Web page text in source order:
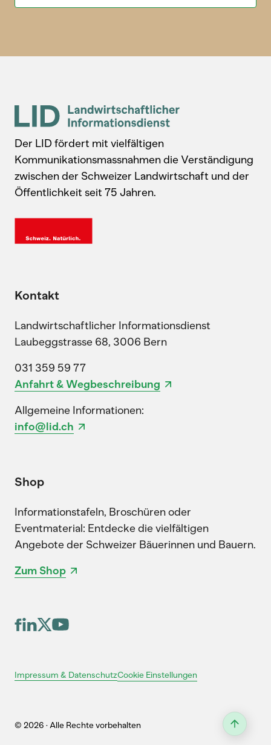
Der LID fördert mit vielfältigen
Kommunikationsmassnahmen die Verständigung
zwischen der Schweizer Landwirtschaft und der
Öffentlichkeit seit 75 Jahren.
Kontakt
Landwirtschaftlicher Informationsdienst
Laubeggstrasse 68, 3006 Bern
031 359 59 77
Anfahrt & Wegbeschreibung
Allgemeine Informationen:
info@lid.ch
Shop
Informationstafeln, Broschüren oder
Eventmaterial: Entdecke die vielfältigen
Angebote der Schweizer Bäuerinnen und Bauern.
Zum Shop
Impressum & DatenschutzCookie Einstellungen
© 2026 · Alle Rechte vorbehalten